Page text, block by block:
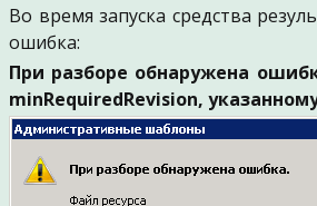
Во время запуска средства
ошибка:
При разборе обнаружена
minRequiredRevision,